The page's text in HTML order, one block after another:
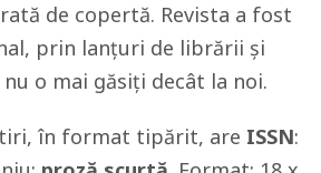
de copertă. Revista a fost
prin lanțuri de librării și
o mai găsiți decât la noi.
în format tipărit, are ISSN: